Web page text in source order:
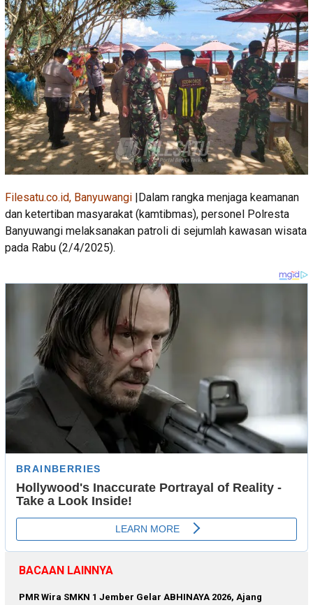
Filesatu.co.id, Banyuwangi |Dalam rangka menjaga keamanan
dan ketertiban masyarakat (kamtibmas), personel Polresta
Banyuwangi melaksanakan patroli di sejumlah kawasan wisata
pada Rabu (2/4/2025).
BACAAN LAINNYA
PMR Wira SMKN 1 Jember Gelar ABHINAYA 2026, Ajang